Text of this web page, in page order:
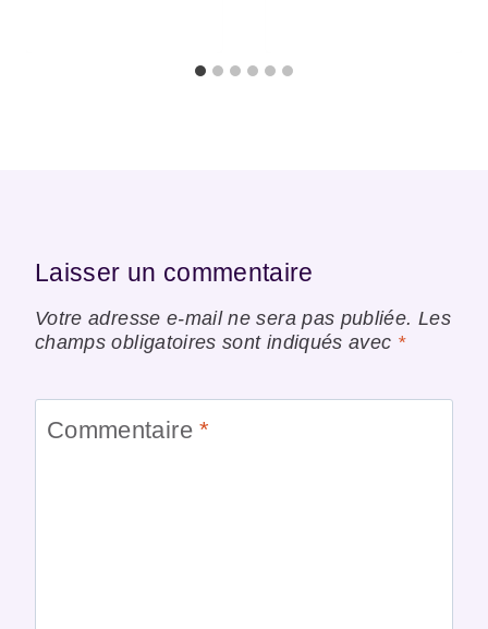
Laisser un commentaire
Votre adresse e-mail ne sera pas publiée. Les
champs obligatoires sont indiqués avec *
Commentaire*